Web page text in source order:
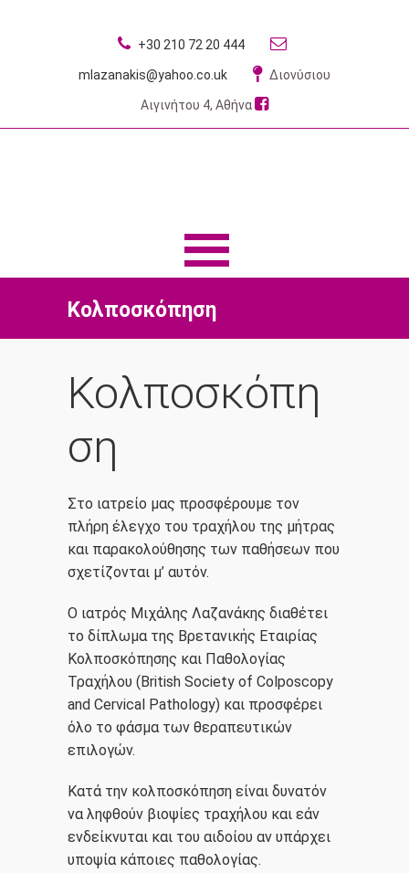
+30 210 72 20 444
mlazanakis@yahoo.co.uk Διονύσιου
Αιγινήτου 4, Αθήνα
Κολποσκόπηση
Κολποσκόπη
ση
Στο ιατρείο μας προσφέρουμε τον
πλήρη έλεγχο του τραχήλου της μήτρας
και παρακολούθησης των παθήσεων που
σχετίζονται μ’ αυτόν.
Ο ιατρός Μιχάλης Λαζανάκης διαθέτει
το δίπλωμα της Βρετανικής Εταιρίας
Κολποσκόπησης και Παθολογίας
Τραχήλου (British Society of Colposcopy
and Cervical Pathology) και προσφέρει
όλο το φάσμα των θεραπευτικών
επιλογών.
Κατά την κολποσκόπηση είναι δυνατόν
να ληφθούν βιοψίες τραχήλου και εάν
ενδείκνυται και του αιδοίου αν υπάρχει
υποψία κάποιες παθολογίας.